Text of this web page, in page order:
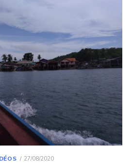
POSTED
27/08/2020